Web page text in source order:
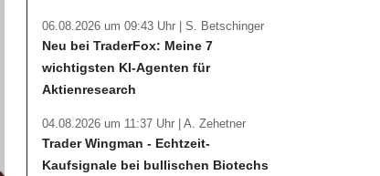
06.08.2026 um 09:43 Uhr | S. Betschinger
Neu bei TraderFox: Meine 7
wichtigsten KI-Agenten für
Aktienresearch
04.08.2026 um 11:37 Uhr | A. Zehetner
Trader Wingman - Echtzeit-
Kaufsignale bei bullischen Biotechs